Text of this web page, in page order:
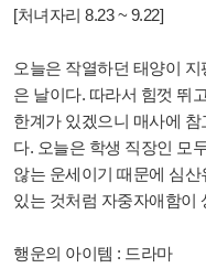
[처녀자리 8.23 ~ 9.22]
오늘은 작열하던 태양이
은 날이다. 따라서 힘껏 뛰
한계가 있겠으니 매사에
다. 오늘은 학생 직장인 모
않는 운세이기 때문에 심
있는 것처럼 자중자애함이
행운의 아이템 : 드라마